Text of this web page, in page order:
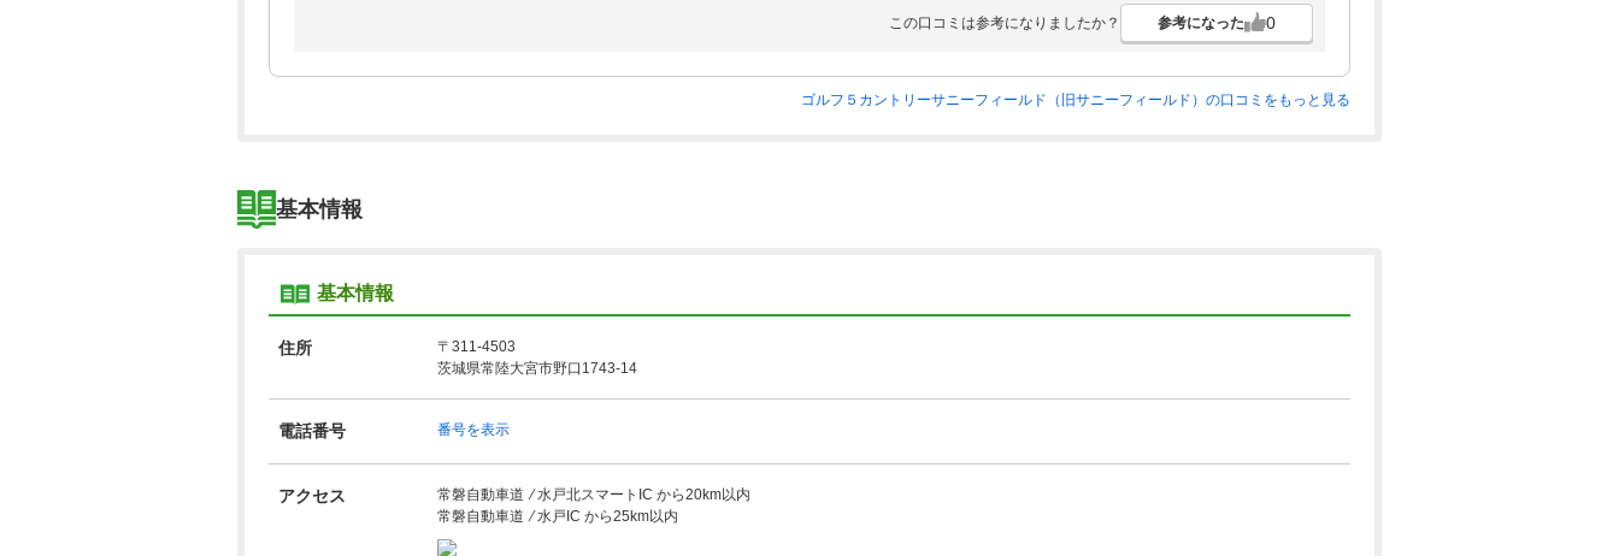
この口コミは参考になりましたか？ 参考になった 0
ゴルフ５カントリーサニーフィールド（旧サニーフィールド）の口コミをもっと見る
基本情報
基本情報
住所
〒311-4503
茨城県常陸大宮市野口1743-14
電話番号 番号を表示
アクセス
常磐自動車道 ⁄ 水戸北スマートIC から20km以内
常磐自動車道 ⁄ 水戸IC から25km以内